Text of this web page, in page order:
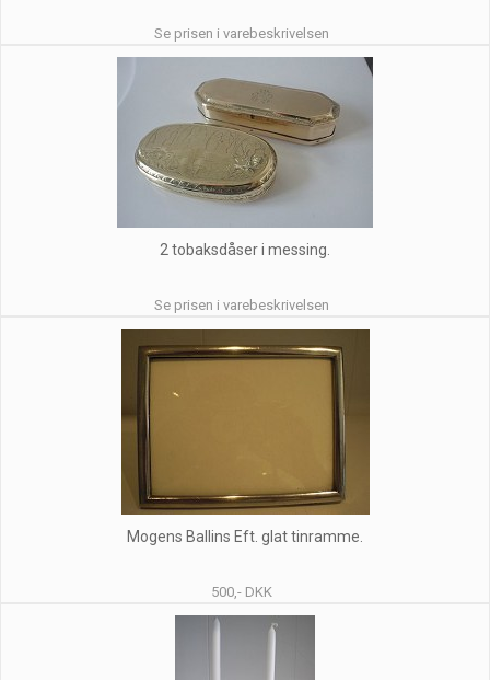
Se prisen i varebeskrivelsen
2 tobaksdåser i messing.
Se prisen i varebeskrivelsen
Mogens Ballins Eft. glat tinramme.
500,- DKK